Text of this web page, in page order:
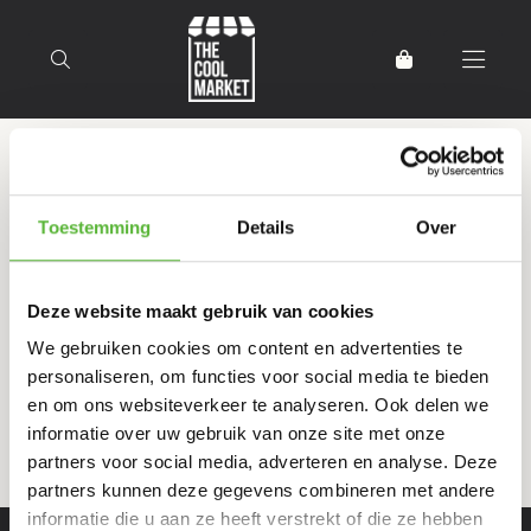
Toestemming Details Over
Deze website maakt gebruik van cookies
We gebruiken cookies om content en advertenties te
personaliseren, om functies voor social media te bieden
en om ons websiteverkeer te analyseren. Ook delen we
informatie over uw gebruik van onze site met onze
partners voor social media, adverteren en analyse. Deze
partners kunnen deze gegevens combineren met andere
informatie die u aan ze heeft verstrekt of die ze hebben
Producten getagd met
ChoCocolate
Filter Sorteer